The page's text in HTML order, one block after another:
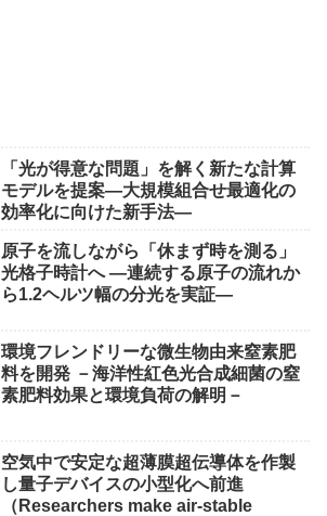
「光が得意な問題」を解く新たな計算
モデルを提案―大規模組合せ最適化の
効率化に向けた新手法―
原子を流しながら「休まず時を測る」
光格子時計へ ―連続する原子の流れか
ら1.2ヘルツ幅の分光を実証―
環境フレンドリーな微生物由来窒素肥
料を開発 －海洋性紅色光合成細菌の窒
素肥料効果と環境負荷の解明－
空気中で安定な超薄膜超伝導体を作製
し量子デバイスの小型化へ前進
（Researchers make air-stable